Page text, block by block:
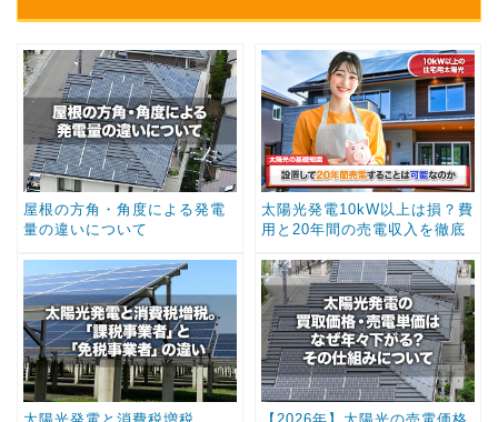
屋根の方角・角度による発電
量の違いについて
太陽光発電10kW以上は損？費
用と20年間の売電収入を徹底